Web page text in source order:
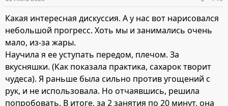
Какая интересная дискуссия. А у нас вот нарисовался
небольшой прогресс. Хоть мы и занимались очень
мало, из-за жары.
Научила я ее уступать передом, плечом. За
вкусняшки. (Как показала практика, сахарок творит
чудеса). Я раньше была сильно против угощений с
рук, и не использовала. Но отчаявшись, решила
попробовать. В итоге, за 2 занятия по 20 минут, она